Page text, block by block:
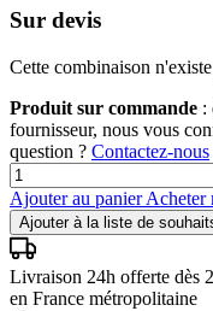
Sur devis
Cette combinaison n'existe
Produit sur commande :
fournisseur, nous vous
question ? Contactez-nous
Ajouter au panierAcheter
Ajouter à la liste de
Livraison 24h offerte dès
en France métropolitaine